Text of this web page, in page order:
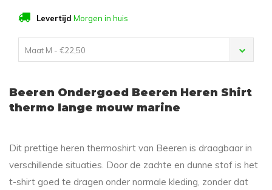
Levertijd Morgen in huis
Maat M - €22,50
Beeren Ondergoed Beeren Heren Shirt
thermo lange mouw marine
Dit prettige heren thermoshirt van Beeren is draagbaar in
verschillende situaties. Door de zachte en dunne stof is het
t-shirt goed te dragen onder normale kleding, zonder dat